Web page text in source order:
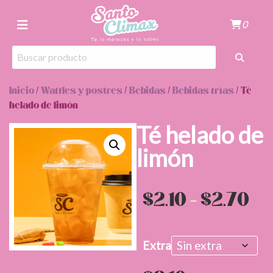
0
Inicio/Waffles y postres/Bebidas/Bebidas frías/ Té
helado de limón
Té helado de
limón
$2.10-$2.70
de
Extra